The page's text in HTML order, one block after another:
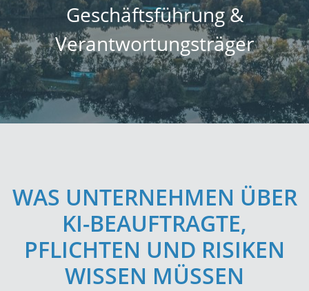
Geschäftsführung &
Verantwortungsträger
WAS UNTERNEHMEN ÜBER
KI-BEAUFTRAGTE,
PFLICHTEN UND RISIKEN
WISSEN MÜSSEN